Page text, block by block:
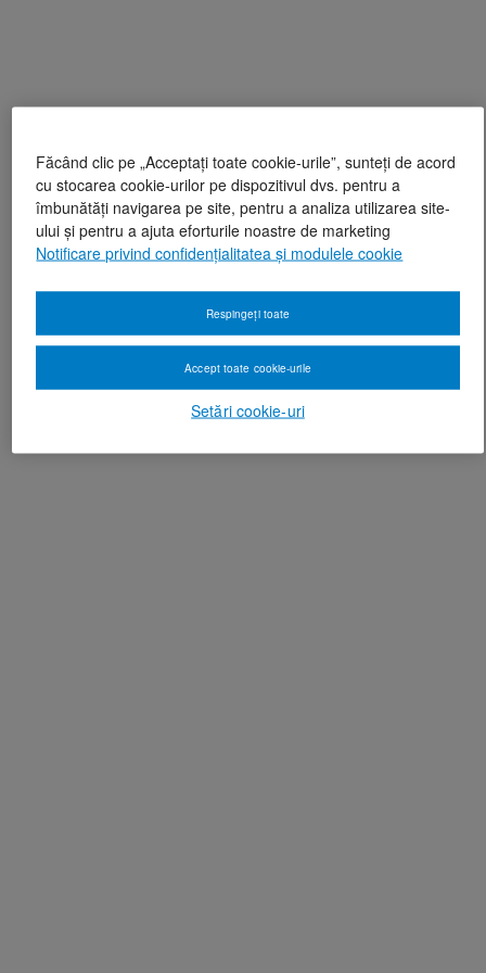
Făcând clic pe „Acceptați toate cookie-urile”, sunteți de acord
cu stocarea cookie-urilor pe dispozitivul dvs. pentru a
îmbunătăți navigarea pe site, pentru a analiza utilizarea site-
ului și pentru a ajuta eforturile noastre de marketing
Notificare privind confidențialitatea și modulele cookie
Setări cookie-uri
Respingeți toate
Accept toate cookie-urile